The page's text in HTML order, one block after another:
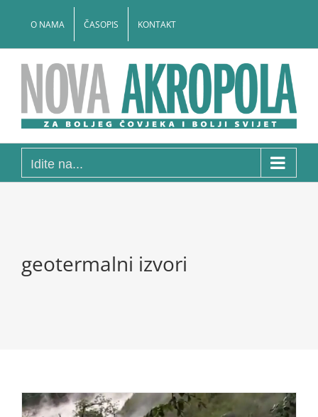
O NAMA ČASOPIS KONTAKT
Idite na...
geotermalni izvori